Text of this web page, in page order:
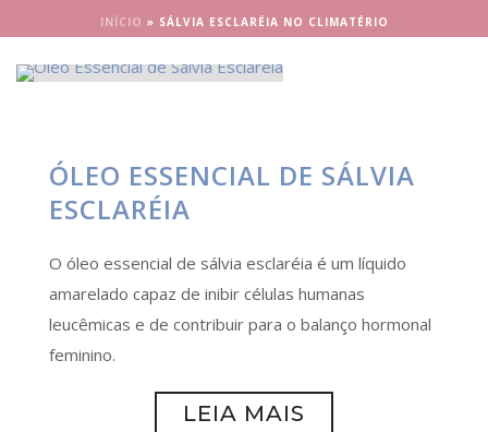
INÍCIO » SÁLVIA ESCLARÉIA NO CLIMATÉRIO
ÓLEO ESSENCIAL DE SÁLVIA
ESCLARÉIA
O óleo essencial de sálvia esclaréia é um líquido
amarelado capaz de inibir células humanas
leucêmicas e de contribuir para o balanço hormonal
feminino.
LEIA MAIS